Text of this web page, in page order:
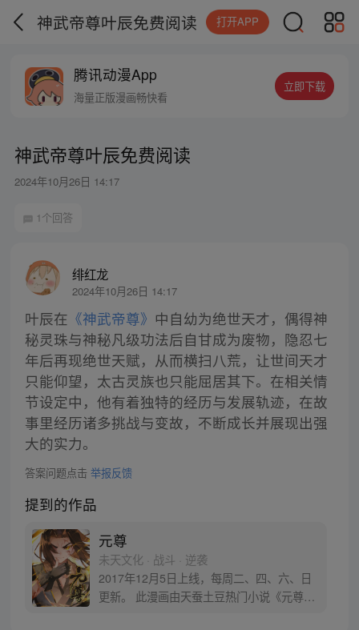
神武帝尊叶辰免费阅读 打开APP
腾讯动漫App
海量正版漫画畅快看
立即下载
神武帝尊叶辰免费阅读
2024年10月26日 14:17
1个回答
绯红龙
2024年10月26日 14:17
叶辰在 《神武帝尊》 中自幼为绝世天才，偶得神
秘灵珠与神秘凡级功法后自甘成为废物，隐忍七
年后再现绝世天赋，从而横扫八荒，让世间天才
只能仰望，太古灵族也只能屈居其下。在相关情
节设定中，他有着独特的经历与发展轨迹，在故
事里经历诸多挑战与变故，不断成长并展现出强
大的实力。
答案问题点击 举报反馈
提到的作品
元尊
未天文化 · 战斗 · 逆袭
2017年12月5日上线，每周二、四、六、日
更新。 此漫画由天蚕土豆热门小说《元尊》